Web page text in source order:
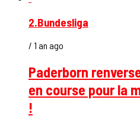
2.Bundesliga
/ 1 an ago
Paderborn
en course pour la
!